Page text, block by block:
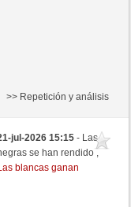
>> Repetición y análisis
jul-2026 15:15- Las
se han rendido ,
blancas ganan